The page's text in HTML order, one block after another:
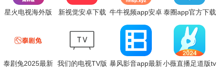
星火电视海外版
新视觉安卓下载 牛牛视频app安卓泰圈app官方下载
泰剧兔2025最新 我们的电视TV版 暴风影音app最新小薇直播足道版tv